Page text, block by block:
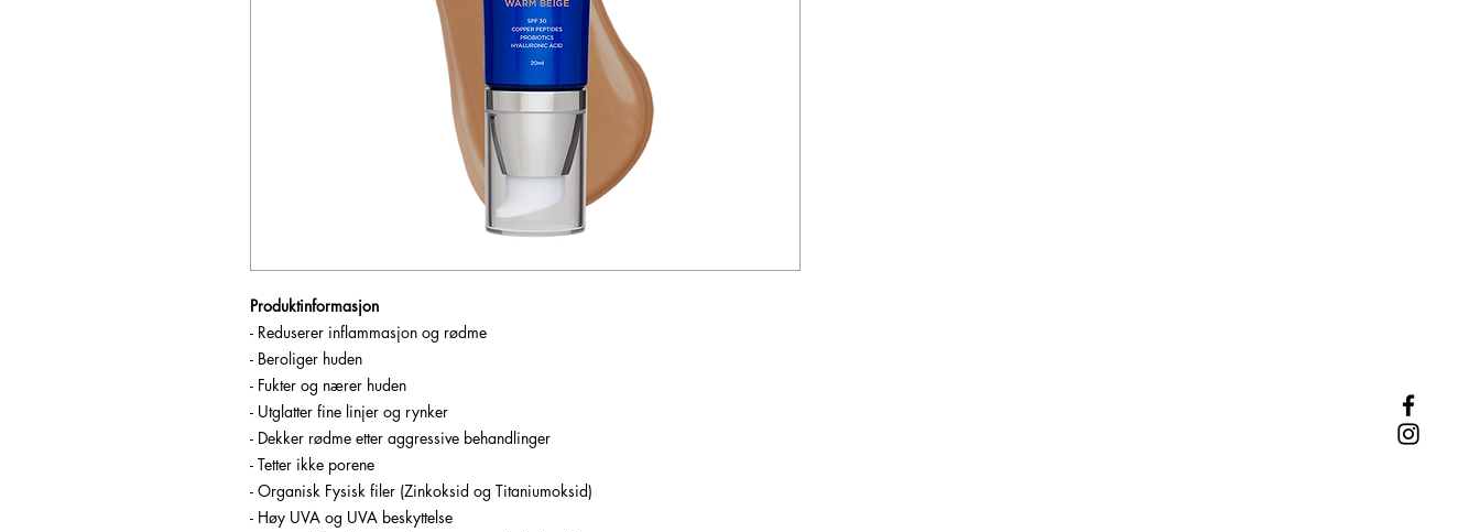
Produktinformasjon
- Reduserer inflammasjon og rødme
- Beroliger huden
- Fukter og nærer huden
- Utglatter fine linjer og rynker
- Dekker rødme etter aggressive behandlinger
- Tetter ikke porene
- Organisk Fysisk filer (Zinkoksid og Titaniumoksid)
- Høy UVA og UVA beskyttelse